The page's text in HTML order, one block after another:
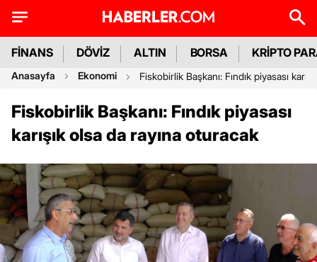
FİNANS DÖVİZ ALTIN BORSA KRİPTO
Anasayfa Ekonomi Fiskobirlik Başkanı: Fındık piyasası
Fiskobirlik Başkanı: Fındık piyasası
karışık olsa da rayına oturacak